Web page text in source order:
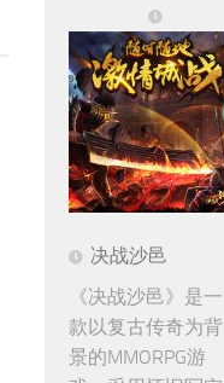
决战沙邑
《决战沙邑》是一
款以复古传奇为背
景的MMORPG游